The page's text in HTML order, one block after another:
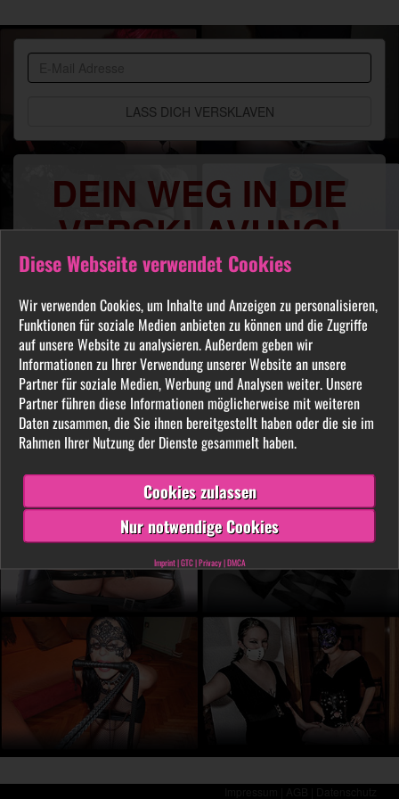
Diese Webseite verwendet Cookies
Wir verwenden Cookies, um Inhalte und Anzeigen zu personalisieren,
Funktionen für soziale Medien anbieten zu können und die Zugriffe
auf unsere Website zu analysieren. Außerdem geben wir
Informationen zu Ihrer Verwendung unserer Website an unsere
Partner für soziale Medien, Werbung und Analysen weiter. Unsere
Partner führen diese Informationen möglicherweise mit weiteren
Daten zusammen, die Sie ihnen bereitgestellt haben oder die sie im
Rahmen Ihrer Nutzung der Dienste gesammelt haben.
Cookies zulassen
Nur notwendige Cookies
Imprint|GTC|Privacy|DMCA
DEIN WEG IN DIE
VERSKLAVUNG!
Du sehnst Dich danach benutzt, manipuliert,
FETISCH ist in unserer Community willkommen
und auch Du wirst hier Deine Herrin finden, die
Dich Schritt für Schritt in das Sklavenleben deiner
Träume führt. Lebe deine dunkelsten Fantasien
LIVE vor der Cam aus. Finde unter tausenden
privaten SM- und Fetischvideos deine dominante
Lady und genieße die Leidenschaft, die Leiden
schafft!